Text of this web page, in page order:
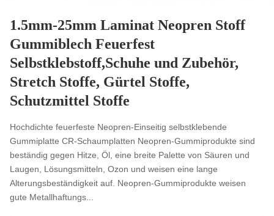
1.5mm-25mm Laminat Neopren Stoff
Gummiblech Feuerfest
Selbstklebstoff,Schuhe und Zubehör,
Stretch Stoffe, Gürtel Stoffe,
Schutzmittel Stoffe
Hochdichte feuerfeste Neopren-Einseitig selbstklebende
Gummiplatte CR-Schaumplatten Neopren-Gummiprodukte sind
beständig gegen Hitze, Öl, eine breite Palette von Säuren und
Laugen, Lösungsmitteln, Ozon und weisen eine lange
Alterungsbeständigkeit auf. Neopren-Gummiprodukte weisen
gute Metallhaftungs...